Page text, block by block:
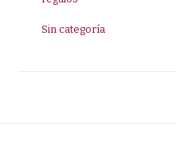
Sin categoría